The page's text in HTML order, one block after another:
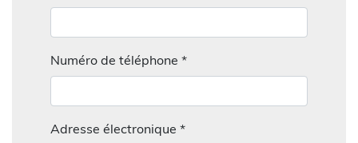
Numéro de téléphone *
Adresse électronique *